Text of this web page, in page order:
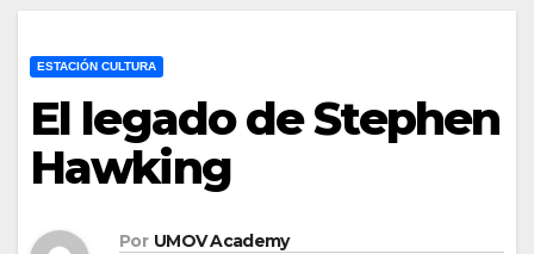
ESTACIÓN CULTURA
El legado de Stephen
Hawking
Por UMOV Academy